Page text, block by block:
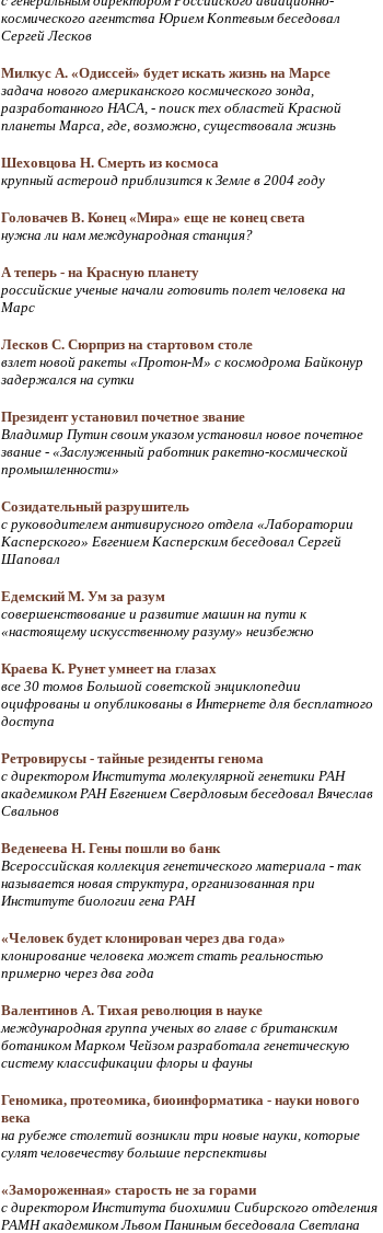
космического агентства Юрием Коптевым беседовал
Сергей Лесков
Милкус А. «Одиссей» будет искать жизнь на Марсе
задача нового американского космического зонда,
разработанного НАСА, - поиск тех областей Красной
планеты Марса, где, возможно, существовала жизнь
Шеховцова Н. Смерть из космоса
крупный астероид приблизится к Земле в 2004 году
Головачев В. Конец «Мира» еще не конец света
нужна ли нам международная станция?
А теперь - на Красную планету
российские ученые начали готовить полет человека на
Марс
Лесков С. Сюрприз на стартовом столе
взлет новой ракеты «Протон-М» с космодрома Байконур
задержался на сутки
Президент установил почетное звание
Владимир Путин своим указом установил новое почетное
звание - «Заслуженный работник ракетно-космической
промышленности»
Созидательный разрушитель
с руководителем антивирусного отдела «Лаборатории
Касперского» Евгением Касперским беседовал Сергей
Шаповал
Едемский М. Ум за разум
совершенствование и развитие машин на пути к
«настоящему искусственному разуму» неизбежно
Краева К. Рунет умнеет на глазах
все 30 томов Большой советской энциклопедии
оцифрованы и опубликованы в Интернете для бесплатного
доступа
Ретровирусы - тайные резиденты генома
с директором Института молекулярной генетики РАН
академиком РАН Евгением Свердловым беседовал Вячеслав
Свальнов
Веденеева Н. Гены пошли во банк
Всероссийская коллекция генетического материала - так
называется новая структура, организованная при
Институте биологии гена РАН
«Человек будет клонирован через два года»
клонирование человека может стать реальностью
примерно через два года
Валентинов А. Тихая революция в науке
международная группа ученых во главе с британским
ботаником Марком Чейзом разработала генетическую
систему классификации флоры и фауны
Геномика, протеомика, биоинформатика - науки нового
века
на рубеже столетий возникли три новые науки, которые
сулят человечеству большие перспективы
«Замороженная» старость не за горами
с директором Института биохимии Сибирского отделения
РАМН академиком Львом Паниным беседовала Светлана